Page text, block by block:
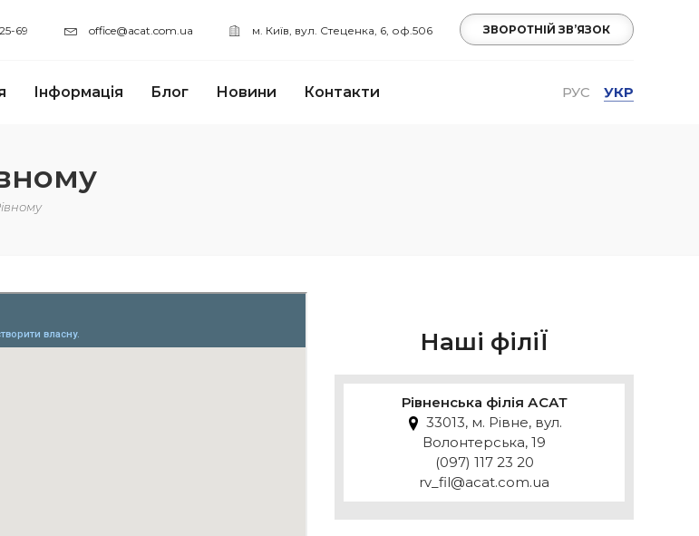
69 office@acat.com.ua м. Київ, вул. Стеценка, 6, оф.506 ЗВОРОТНІЙ ЗВ’ЯЗОК
Інформація Блог Новини Контакти РУС УКР
Наші філіЇ
Рівненська філія АСАТ
33013, м. Рівне, вул.
Волонтерська, 19
(097) 117 23 20
rv_fil@acat.com.ua